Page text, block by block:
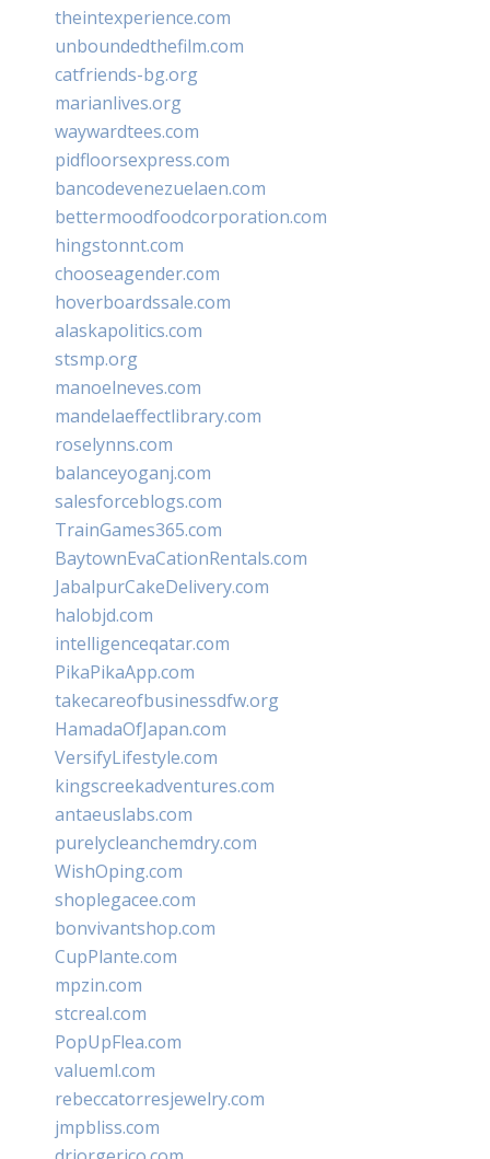
theintexperience.com
unboundedthefilm.com
catfriends-bg.org
marianlives.org
waywardtees.com
pidfloorsexpress.com
bancodevenezuelaen.com
bettermoodfoodcorporation.com
hingstonnt.com
chooseagender.com
hoverboardssale.com
alaskapolitics.com
stsmp.org
manoelneves.com
mandelaeffectlibrary.com
roselynns.com
balanceyoganj.com
salesforceblogs.com
TrainGames365.com
BaytownEvaCationRentals.com
JabalpurCakeDelivery.com
halobjd.com
intelligenceqatar.com
PikaPikaApp.com
takecareofbusinessdfw.org
HamadaOfJapan.com
VersifyLifestyle.com
kingscreekadventures.com
antaeuslabs.com
purelycleanchemdry.com
WishOping.com
shoplegacee.com
bonvivantshop.com
CupPlante.com
mpzin.com
stcreal.com
PopUpFlea.com
valueml.com
rebeccatorresjewelry.com
jmpbliss.com